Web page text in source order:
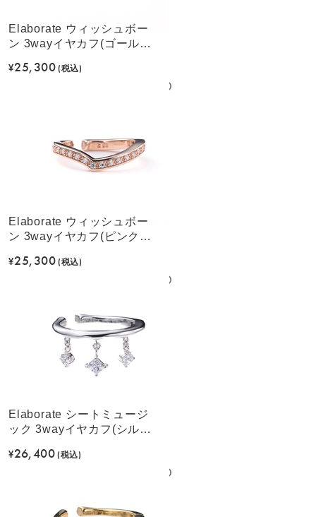
Elaborate ウィッシュボー
ン 3wayイヤカフ(ゴールド
¥25,300(税込)
Elaborate ウィッシュボー
ン 3wayイヤカフ(ピンクゴ
¥25,300(税込)
Elaborate シートミュージ
ック 3wayイヤカフ(シルバ
¥26,400(税込)